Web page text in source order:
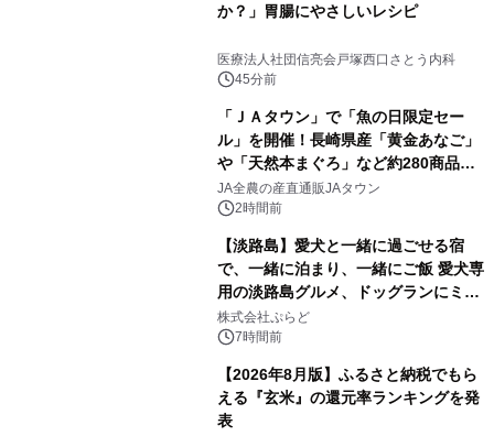
か？」胃腸にやさしいレシピ
医療法人社団信亮会戸塚西口さとう内科
45分前
「ＪＡタウン」で「魚の日限定セー
ル」を開催！長崎県産「黄金あなご」
や「天然本まぐろ」など約280商品を
販売！～毎月１０日の定例企画～
JA全農の産直通販JAタウン
2時間前
【淡路島】愛犬と一緒に過ごせる宿
で、一緒に泊まり、一緒にご飯 愛犬専
用の淡路島グルメ、ドッグランにミニ
プール グランピングとトレーラーハウ
スの2施設で
株式会社ぷらど
7時間前
【2026年8月版】ふるさと納税でもら
える『玄米』の還元率ランキングを発
表